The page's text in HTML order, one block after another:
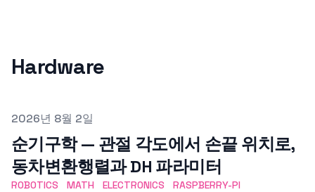
Hardware
Published on
2026년 8월 2일
순기구학 — 관절 각도에서 손끝 위치로,
동차변환행렬과 DH 파라미터
ROBOTICS MATH ELECTRONICS
RASPBERRY-PI